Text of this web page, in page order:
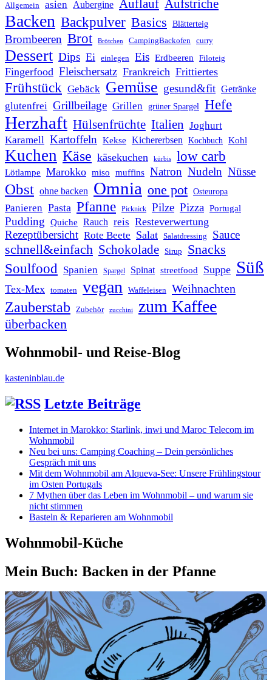
Allgemein asien Aubergine Auflauf Aufstriche
Backen Backpulver Basics Blätterteig
Brombeeren Brot Brötchen CampingBackofen curry
Dessert Dips Ei einlegen Eis Erdbeeren Filoteig
Fingerfood Fleischersatz Frankreich Frittiertes
Frühstück Gebäck Gemüse gesund&fit Getränke
glutenfrei Grillbeilage Grillen grüner Spargel Hefe
Herzhaft Hülsenfrüchte Italien Joghurt
Karamell Kartoffeln Kekse Kichererbsen Kochbuch Kohl
Kuchen Käse käsekuchen kürbis low carb
Lötlampe Marokko miso muffins Natron Nudeln Nüsse
Obst ohne backen Omnia one pot Osteuropa
Panieren Pasta Pfanne Picknick Pilze Pizza Portugal
Pudding Quiche Rauch reis Resteverwertung
Rezeptübersicht Rote Beete Salat Salatdressing Sauce
schnell&einfach Schokolade Sirup Snacks
Soulfood Spanien Spargel Spinat streetfood Suppe Süß
Tex-Mex tomaten vegan Waffeleisen Weihnachten
Zauberstab Zubehör zucchini zum Kaffee
überbacken
Wohnmobil- und Reise-Blog
kasteninblau.de
Letzte Beiträge
Internet in Marokko: Starlink, inwi und Maroc Telecom im
Wohnmobil
Neu bei uns: Camping Coaching – Dein persönliches
Gespräch mit uns
Mit dem Wohnmobil am Alqueva-See: Unsere Frühlingstour
im Osten Portugals
7 Mythen über das Leben im Wohnmobil – und warum sie
nicht stimmen
Basteln & Reparieren am Wohnmobil
Wohnmobil-Küche
Mein Buch: Backen in der Pfanne